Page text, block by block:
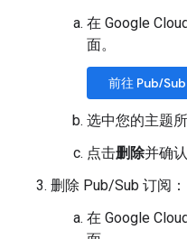
在 Google
面。
前往 Pub/Sub
选中您的主题
点击删除并确
删除 Pub/Sub 订阅：
在 Google